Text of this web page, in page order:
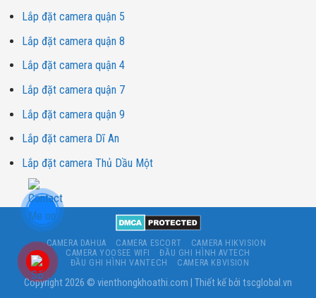
Lắp đặt camera quận 5
Lắp đặt camera quận 8
Lắp đặt camera quận 4
Lắp đặt camera quận 7
Lắp đặt camera quận 9
Lắp đặt camera Dĩ An
Lắp đặt camera Thủ Dầu Một
CAMERA DAHUA CAMERA ESCORT
CAMERA HIKVISION
CAMERA YOOSEE WIFI
ĐẦU GHI HÌNH AVTECH
ĐẦU GHI HÌNH VANTECH
CAMERA KBVISION
Copyright 2026 © vienthongkhoathi.com | Thiết kế bởi tscglobal.vn